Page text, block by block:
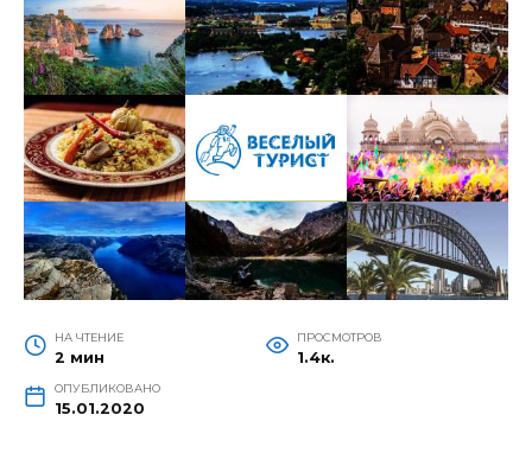
НА ЧТЕНИЕ
2 мин
ПРОСМОТРОВ
1.4к.
ОПУБЛИКОВАНО
15.01.2020